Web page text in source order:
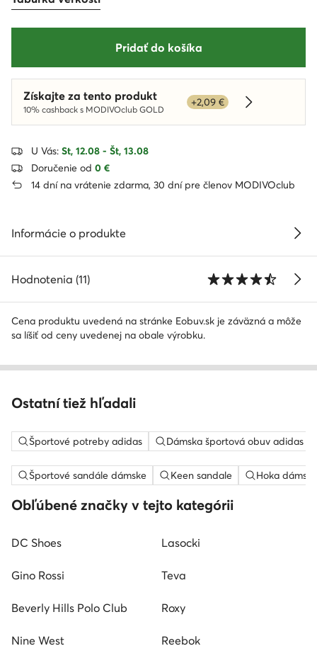
Pridať do košíka
Získajte za tento produkt
10% cashback s MODIVOclub GOLD
+2,09 €
Dowiedz się
U Vás: St, 12.08 - Št, 13.08
Doručenie od 0 €
14 dní na vrátenie zdarma, 30 dní pre členov MODIVOclub
Informácie o produkte
Hodnotenia (11)
Cena produktu uvedená na stránke Eobuv.sk je záväzná a môže
sa líšiť od ceny uvedenej na obale výrobku.
Ostatní tiež hľadali
Športové potreby adidas Dámska športová obuv adidas
Športové sandále dámske Keen sandale Hoka
Obľúbené značky v tejto kategórii
DC Shoes Lasocki
Gino Rossi Teva
Beverly Hills Polo Club Roxy
Nine West Reebok